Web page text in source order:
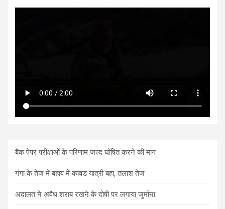
बैक पेपर परीक्षाओं के परिणाम जल्द घोषित करने की मांग
गंगा के तेज में बहाव में कांवड यात्री बहा, तलाश तेज
अदालत ने अवैध शराब रखने के दोषी पर लगाया जुर्माना